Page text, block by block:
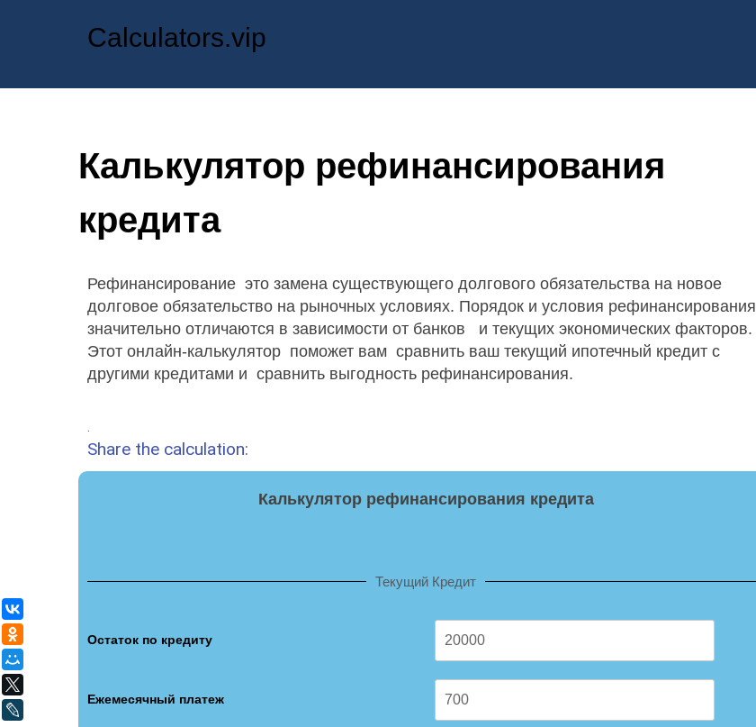
Calculators.vip
Калькулятор рефинансирования
кредита
Рефинансирование это замена существующего долгового обязательства на новое
долговое обязательство на рыночных условиях. Порядок и условия рефинансирования
значительно отличаются в зависимости от банков и текущих экономических факторов.
Этот онлайн-калькулятор поможет вам сравнить ваш текущий ипотечный кредит с
другими кредитами и сравнить выгодность рефинансирования.
Share the calculation:
Калькулятор рефинансирования кредита
Текущий Кредит
Остаток по кредиту
Ежемесячный платеж
Одноклассники